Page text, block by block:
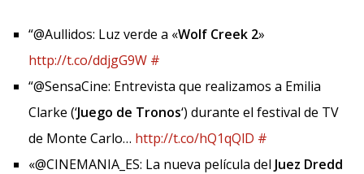
“@Aullidos: Luz verde a «Wolf Creek 2»
http://t.co/ddjgG9W #
“@SensaCine: Entrevista que realizamos a Emilia
Clarke (‘Juego de Tronos‘) durante el festival de TV
de Monte Carlo… http://t.co/hQ1qQlD #
«@CINEMANIA_ES: La nueva película del Juez Dredd